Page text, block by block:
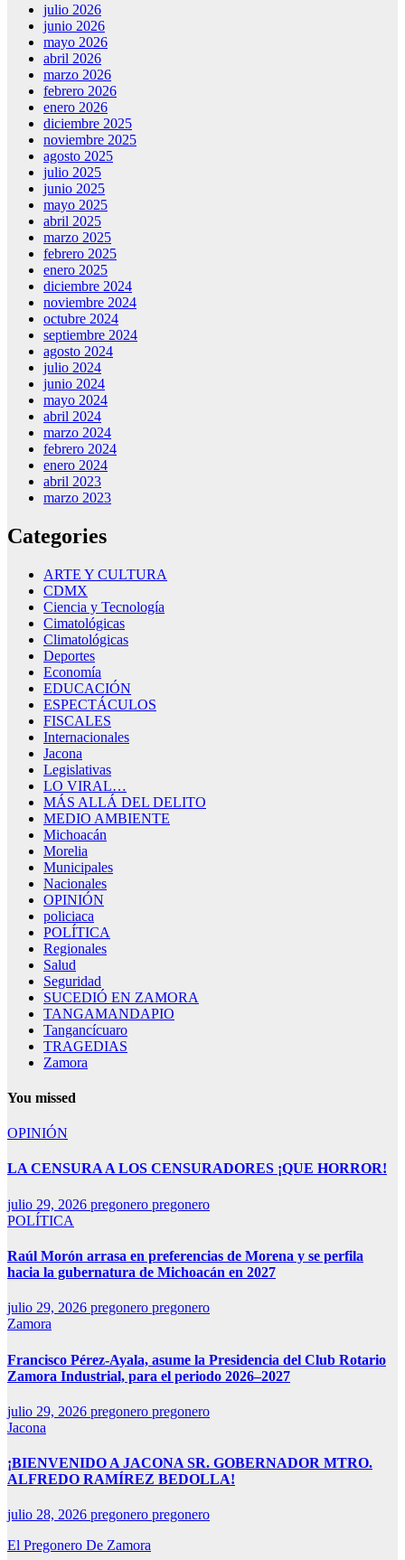
julio 2026
junio 2026
mayo 2026
abril 2026
marzo 2026
febrero 2026
enero 2026
diciembre 2025
noviembre 2025
agosto 2025
julio 2025
junio 2025
mayo 2025
abril 2025
marzo 2025
febrero 2025
enero 2025
diciembre 2024
noviembre 2024
octubre 2024
septiembre 2024
agosto 2024
julio 2024
junio 2024
mayo 2024
abril 2024
marzo 2024
febrero 2024
enero 2024
abril 2023
marzo 2023
Categories
ARTE Y CULTURA
CDMX
Ciencia y Tecnología
Cimatológicas
Climatológicas
Deportes
Economía
EDUCACIÓN
ESPECTÁCULOS
FISCALES
Internacionales
Jacona
Legislativas
LO VIRAL…
MÁS ALLÁ DEL DELITO
MEDIO AMBIENTE
Michoacán
Morelia
Municipales
Nacionales
OPINIÓN
policiaca
POLÍTICA
Regionales
Salud
Seguridad
SUCEDIÓ EN ZAMORA
TANGAMANDAPIO
Tangancícuaro
TRAGEDIAS
Zamora
You missed
OPINIÓN
LA CENSURA A LOS CENSURADORES ¡QUE HORROR!
julio 29, 2026 pregonero pregonero
POLÍTICA
Raúl Morón arrasa en preferencias de Morena y se perfila
hacia la gubernatura de Michoacán en 2027
julio 29, 2026 pregonero pregonero
Zamora
Francisco Pérez-Ayala, asume la Presidencia del Club Rotario
Zamora Industrial, para el periodo 2026–2027
julio 29, 2026 pregonero pregonero
Jacona
¡BIENVENIDO A JACONA SR. GOBERNADOR MTRO.
ALFREDO RAMÍREZ BEDOLLA!
julio 28, 2026 pregonero pregonero
El Pregonero De Zamora